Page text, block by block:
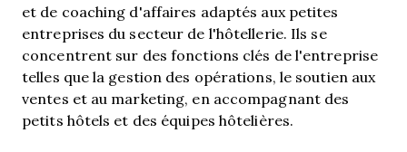
et de coaching d'affaires adaptés aux petites
entreprises du secteur de l'hôtellerie. Ils se
concentrent sur des fonctions clés de l'entreprise
telles que la gestion des opérations, le soutien aux
ventes et au marketing, en accompagnant des
petits hôtels et des équipes hôtelières.